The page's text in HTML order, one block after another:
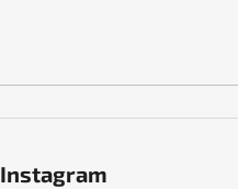
Instagram